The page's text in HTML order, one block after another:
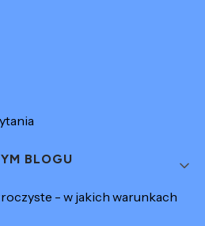
BLOGU
- w jakich warunkach